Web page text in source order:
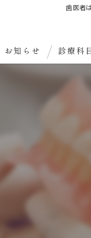
歯医者
お知らせ 診療科